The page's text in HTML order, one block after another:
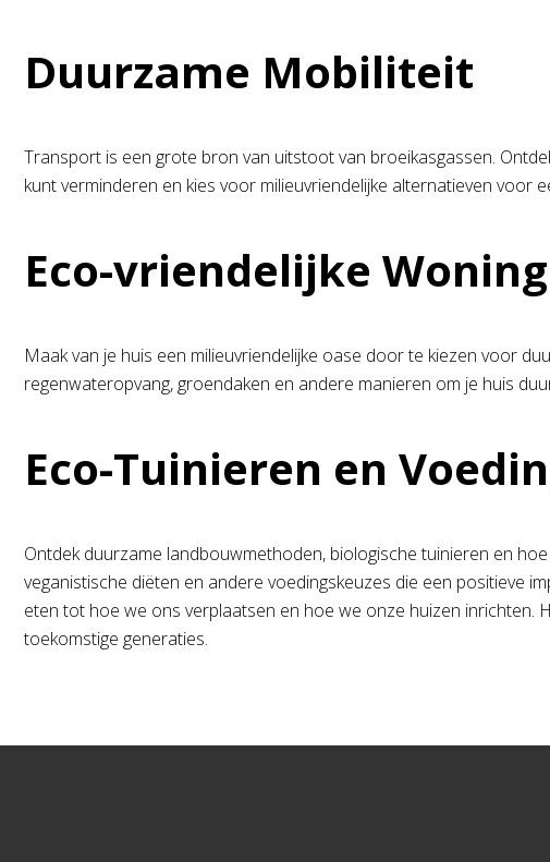
Duurzame Mobiliteit
Transport is een grote bron van uitstoot van broeikasgassen.
kunt verminderen en kies voor milieuvriendelijke alternatieven voor
Eco-vriendelijke Woning
Maak van je huis een milieuvriendelijke oase door te kiezen voor
regenwateropvang, groendaken en andere manieren om je huis
Eco-Tuinieren en
Ontdek duurzame landbouwmethoden, biologische tuinieren en
veganistische diëten en andere voedingskeuzes die een positieve
eten tot hoe we ons verplaatsen en hoe we onze huizen inrichten.
toekomstige generaties.